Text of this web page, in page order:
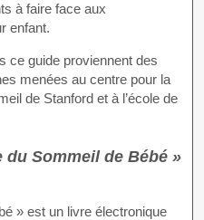
à faire face aux
enfant.
ce guide proviennent des
menées au centre pour la
de Stanford et à l’école de
du Sommeil de Bébé »
» est un livre électronique